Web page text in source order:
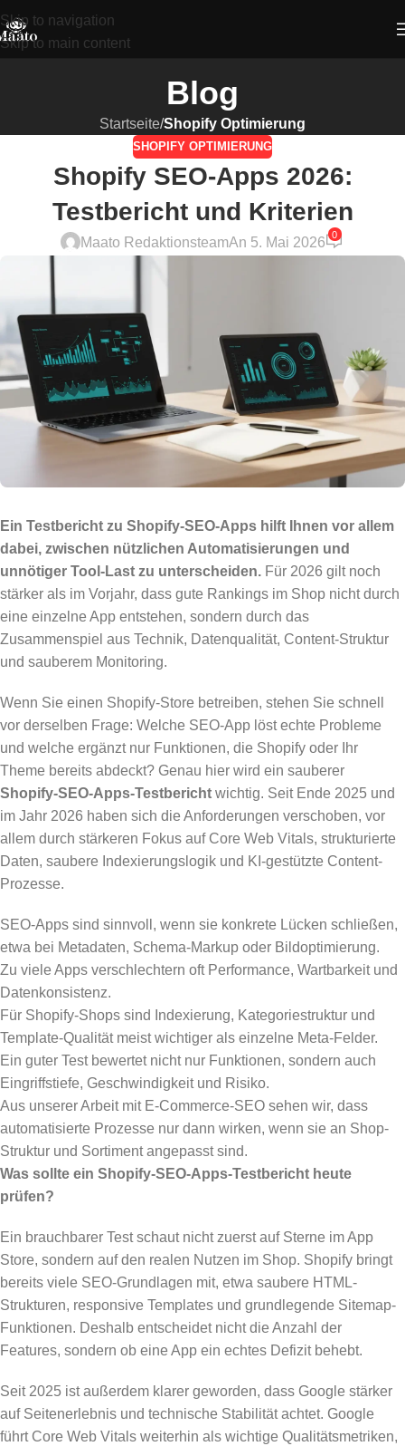
Skip to navigation
Skip to main content
Blog
Startseite/Shopify Optimierung
SHOPIFY OPTIMIERUNG
Shopify SEO-Apps 2026:
Testbericht und Kriterien
Maato RedaktionsteamAn 5. Mai 2026
0
Ein Testbericht zu Shopify-SEO-Apps hilft Ihnen vor allem
dabei, zwischen nützlichen Automatisierungen und
unnötiger Tool-Last zu unterscheiden. Für 2026 gilt noch
stärker als im Vorjahr, dass gute Rankings im Shop nicht durch
eine einzelne App entstehen, sondern durch das
Zusammenspiel aus Technik, Datenqualität, Content-Struktur
und sauberem Monitoring.
Wenn Sie einen Shopify-Store betreiben, stehen Sie schnell
vor derselben Frage: Welche SEO-App löst echte Probleme
und welche ergänzt nur Funktionen, die Shopify oder Ihr
Theme bereits abdeckt? Genau hier wird ein sauberer
Shopify-SEO-Apps-Testbericht wichtig. Seit Ende 2025 und
im Jahr 2026 haben sich die Anforderungen verschoben, vor
allem durch stärkeren Fokus auf Core Web Vitals, strukturierte
Daten, saubere Indexierungslogik und KI-gestützte Content-
Prozesse.
SEO-Apps sind sinnvoll, wenn sie konkrete Lücken schließen,
etwa bei Metadaten, Schema-Markup oder Bildoptimierung.
Zu viele Apps verschlechtern oft Performance, Wartbarkeit und
Datenkonsistenz.
Für Shopify-Shops sind Indexierung, Kategoriestruktur und
Template-Qualität meist wichtiger als einzelne Meta-Felder.
Ein guter Test bewertet nicht nur Funktionen, sondern auch
Eingriffstiefe, Geschwindigkeit und Risiko.
Aus unserer Arbeit mit E-Commerce-SEO sehen wir, dass
automatisierte Prozesse nur dann wirken, wenn sie an Shop-
Struktur und Sortiment angepasst sind.
Was sollte ein Shopify-SEO-Apps-Testbericht heute
prüfen?
Ein brauchbarer Test schaut nicht zuerst auf Sterne im App
Store, sondern auf den realen Nutzen im Shop. Shopify bringt
bereits viele SEO-Grundlagen mit, etwa saubere HTML-
Strukturen, responsive Templates und grundlegende Sitemap-
Funktionen. Deshalb entscheidet nicht die Anzahl der
Features, sondern ob eine App ein echtes Defizit behebt.
Seit 2025 ist außerdem klarer geworden, dass Google stärker
auf Seitenerlebnis und technische Stabilität achtet. Google
führt Core Web Vitals weiterhin als wichtige Qualitätsmetriken,